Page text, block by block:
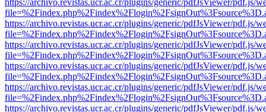
https://archivo.revistas.ucr.ac.cr/plugins/generic/pdfJsViewer/pdf.js/
https://archivo.revistas.ucr.ac.cr/plugins/generic/pdfJsViewer/pdf.js/
https://archivo.revistas.ucr.ac.cr/plugins/generic/pdfJsViewer/pdf.js/
https://archivo.revistas.ucr.ac.cr/plugins/generic/pdfJsViewer/pdf.js/
https://archivo.revistas.ucr.ac.cr/plugins/generic/pdfJsViewer/pdf.js/
https://archivo.revistas.ucr.ac.cr/plugins/generic/pdfJsViewer/pdf.js/